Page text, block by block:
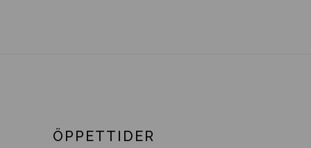
ÖPPETTIDER